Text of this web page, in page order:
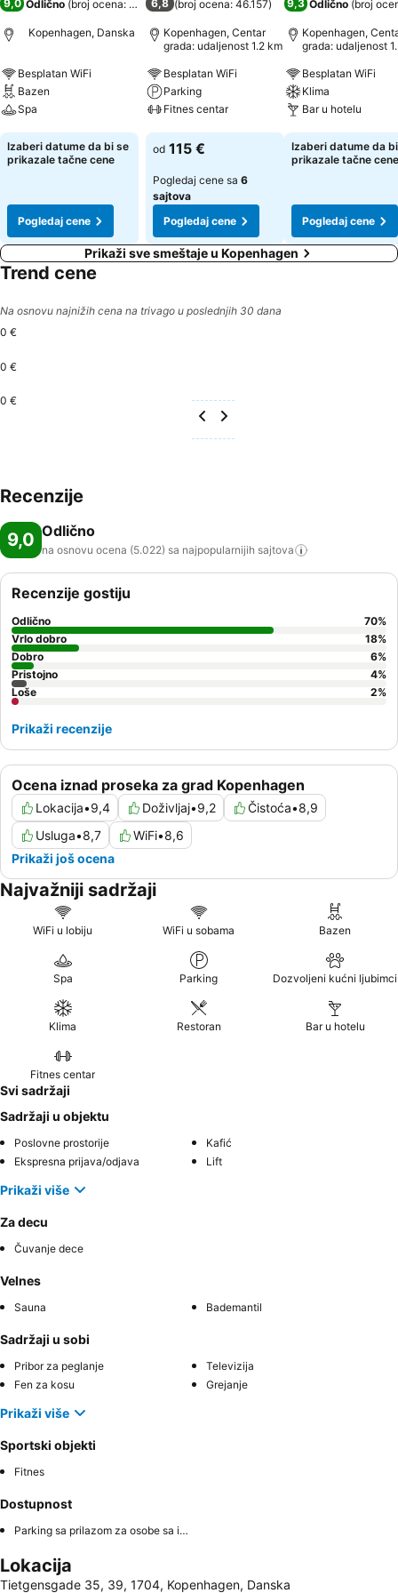
9,0 Odlično (broj ocena: 5.022)
Kopenhagen, Danska
Besplatan WiFi
Bazen
Spa
Pogledaj cene
Izaberi datume da bi se
prikazale tačne cene
Pogledaj cene
6,8 (broj ocena: 46.157)
Kopenhagen, Centar
grada: udaljenost 1.2 km
Besplatan WiFi
Parking
Fitnes centar
Pogledaj cene
od 115 €
Pogledaj cene sa 6
sajtova
Pogledaj cene
9,3 Odlično (broj
Kopenhagen,
grada: udaljenost
Besplatan WiFi
Klima
Bar u hotelu
Pogledaj cene
Izaberi datume da
prikazale tačne cene
Pogledaj cene
Prikaži sve smeštaje u Kopenhagen
Trend cene
Na osnovu najnižih cena na trivago u poslednjih 30 dana
0 €
0 €
0 €
Recenzije
9,0 Odlično
na osnovu ocena (5.022) sa najpopularnijih sajtova
Ocena iznad proseka za grad Kopenhagen
Lokacija•9,4 Doživljaj•9,2 Čistoća•8,9
Usluga•8,7 WiFi•8,6
Prikaži još ocena
Recenzije gostiju
Odlično 70%
Vrlo dobro
18%
Dobro
6%
Pristojno
4%
Loše
2%
Prikaži recenzije
Najvažniji sadržaji
WiFi u lobiju WiFi u sobama Bazen
Spa Parking Dozvoljeni kućni ljubimci
Klima Restoran Bar u hotelu
Fitnes centar
Svi sadržaji
Sadržaji u objektu
Poslovne prostorije
Kafić
Ekspresna prijava/odjava
Lift
Prikaži više
Za decu
Čuvanje dece
Velnes
Sauna Bademantil
Sadržaji u sobi
Pribor za peglanje
Televizija
Fen za kosu
Grejanje
Prikaži više
Sportski objekti
Fitnes
Dostupnost
Parking sa prilazom za osobe sa invaliditetom
Lokacija
Tietgensgade 35, 39, 1704, Kopenhagen, Danska